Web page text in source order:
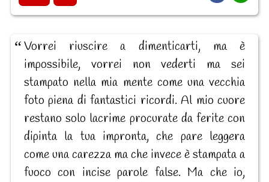
Vorrei riuscire a dimenticarti, ma è
impossibile, vorrei non vederti ma sei
stampato nella mia mente come una vecchia
foto piena di fantastici ricordi. Al mio cuore
restano solo lacrime procurate da ferite con
dipinta la tua impronta, che pare leggera
come una carezza ma che invece è stampata a
fuoco con incise parole false. Ma che io,